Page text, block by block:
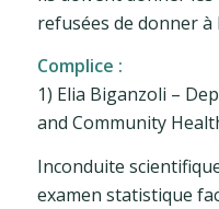
refusées de donner à
Complice :
1) Elia Biganzoli –
and Community
Inconduite
examen statistique